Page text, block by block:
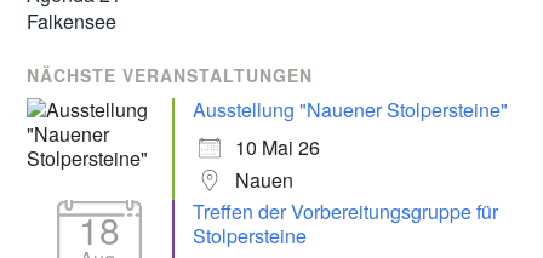
NÄCHSTE VERANSTALTUNGEN
Ausstellung "Nauener Stolpersteine"
10 Mai 26
Nauen
18
Treffen der Vorbereitungsgruppe für
Stolpersteine